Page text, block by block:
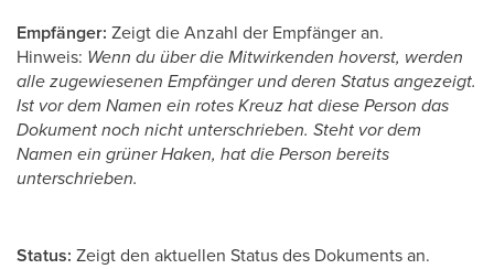
Empfänger: Zeigt die Anzahl der Empfänger an.
Hinweis: Wenn du über die Mitwirkenden hoverst, werden
alle zugewiesenen Empfänger und deren Status angezeigt.
Ist vor dem Namen ein rotes Kreuz hat diese Person das
Dokument noch nicht unterschrieben. Steht vor dem
Namen ein grüner Haken, hat die Person bereits
unterschrieben.
Status: Zeigt den aktuellen Status des Dokuments an.